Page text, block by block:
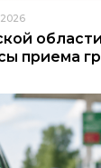
приема